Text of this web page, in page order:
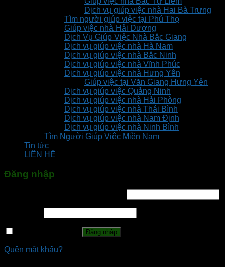
Dịch vụ giúp việc nhà Hai Bà Trưng
Tìm người giúp việc tại Phú Thọ
Giúp việc nhà Hải Dương
Dịch Vụ Giúp Việc Nhà Bắc Giang
Dịch vụ giúp việc nhà Hà Nam
Dịch vụ giúp việc nhà Bắc Ninh
Dịch vụ giúp việc nhà Vĩnh Phúc
Dịch vụ giúp việc nhà Hưng Yên
Giúp việc tại Văn Giang Hưng Yên
Dịch vụ giúp việc Quảng Ninh
Dịch vụ giúp việc nhà Hải Phòng
Dịch vụ giúp việc nhà Thái Bình
Dịch vụ giúp việc nhà Nam Định
Dịch vụ giúp việc nhà Ninh Bình
Tìm Người Giúp Việc Miền Nam
Tin tức
LIÊN HỆ
Đăng nhập
Đăng nhập
Quên mật khẩu?